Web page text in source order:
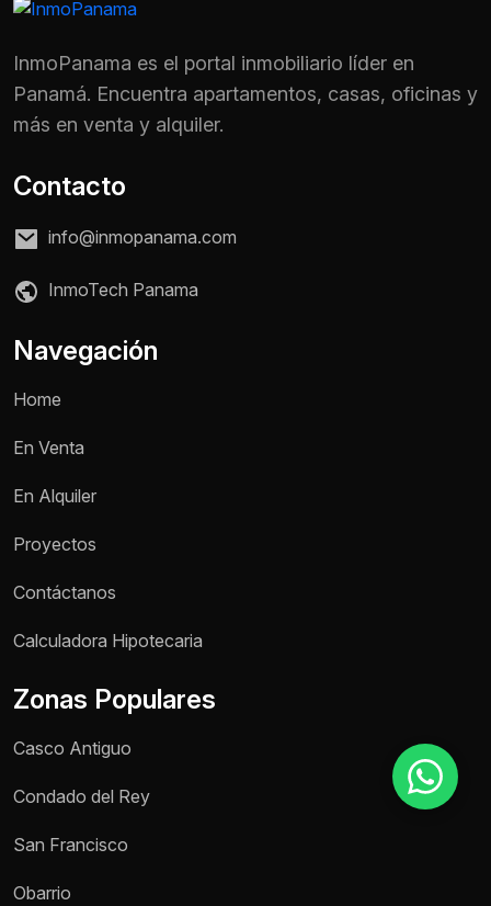
Nombre *
InmoPanama es el portal inmobiliario líder en
Panamá. Encuentra apartamentos, casas, oficinas y
más en venta y alquiler.
Contacto
info@inmopanama.com
InmoTech Panama
Navegación
Home
En Venta
En Alquiler
Proyectos
Contáctanos
Calculadora Hipotecaria
Zonas Populares
Casco Antiguo
Condado del Rey
San Francisco
Obarrio